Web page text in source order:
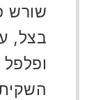
שורש
בצל,